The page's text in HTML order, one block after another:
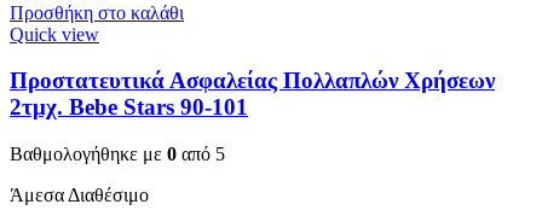
Προσθήκη στο καλάθι
Quick view
Προστατευτικά Ασφαλείας Πολλαπλών Χρήσεων
2τμχ. Bebe Stars 90-101
Βαθμολογήθηκε με 0 από 5
Άμεσα Διαθέσιμο